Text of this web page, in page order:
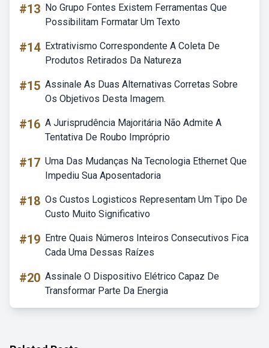
#13 No Grupo Fontes Existem Ferramentas Que
Possibilitam Formatar Um Texto
#14 Extrativismo Correspondente A Coleta De
Produtos Retirados Da Natureza
#15 Assinale As Duas Alternativas Corretas Sobre
Os Objetivos Desta Imagem.
#16 A Jurisprudência Majoritária Não Admite A
Tentativa De Roubo Impróprio
#17 Uma Das Mudanças Na Tecnologia Ethernet Que
Impediu Sua Aposentadoria
#18 Os Custos Logisticos Representam Um Tipo De
Custo Muito Significativo
#19 Entre Quais Números Inteiros Consecutivos Fica
Cada Uma Dessas Raízes
#20 Assinale O Dispositivo Elétrico Capaz De
Transformar Parte Da Energia